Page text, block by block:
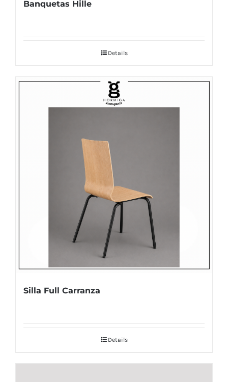
Banquetas Hille
Details
Silla Full Carranza
Details